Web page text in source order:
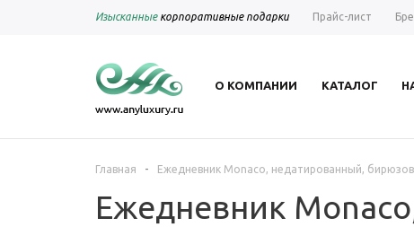
Изысканныекорпоративные подарки Прайс-лист
О КОМПАНИИ КАТАЛОГ
Главная - Ежедневник Monaco, недатированный,
Ежедневник